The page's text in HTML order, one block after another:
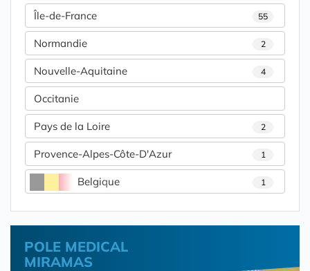
Île-de-France 55
Normandie 2
Nouvelle-Aquitaine 4
Occitanie
Pays de la Loire 2
Provence-Alpes-Côte-D'Azur 1
Belgique 1
POLE MEDICAL
MIRAMAS